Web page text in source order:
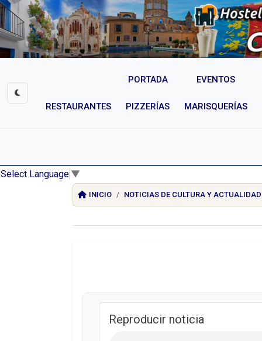
PORTADA EVENTOS
RESTAURANTES PIZZERÍAS MARISQUERÍAS
Select Language ▼
INICIO NOTICIAS DE CULTURA Y ACTUALIDAD
Reproducir noticia